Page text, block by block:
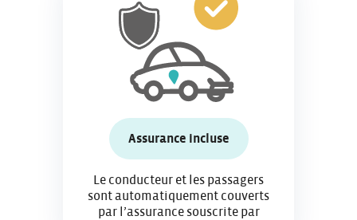
Assurance incluse
Le conducteur et les passagers
sont automatiquement couverts
par l’assurance souscrite par